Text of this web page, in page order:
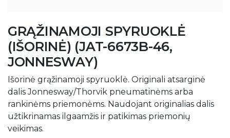
GRĄŽINAMOJI SPYRUOKLĖ
(IŠORINĖ) (JAT-6673B-46,
JONNESWAY)
Išorinė grąžinamoji spyruoklė. Originali atsarginė
dalis Jonnesway/Thorvik pneumatinėms arba
rankinėms priemonėms. Naudojant originalias dalis
užtikrinamas ilgaamžis ir patikimas priemonių
veikimas.